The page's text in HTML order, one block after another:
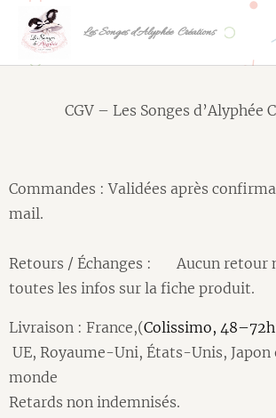
Les Songes d'Alyphée Créations
CGV – Les Songes d’Alyphée
Commandes : Validées après
mail.
Retours / Échanges : ⚠️ Aucun retour
toutes les infos sur la fiche produit.
Livraison : France,(Colissimo,
UE, Royaume-Uni, États-Unis, Japon
monde
Retards non indemnisés.